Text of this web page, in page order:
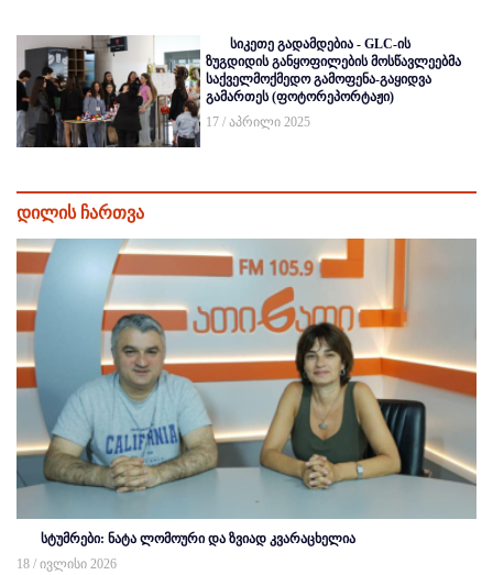
სიკეთე გადამდებია - GLC-ის
ზუგდიდის განყოფილების მოსწავლეებმა
საქველმოქმედო გამოფენა-გაყიდვა
გამართეს (ფოტორეპორტაჟი)
17 / აპრილი 2025
დილის ჩართვა
სტუმრები: ნატა ლომოური და ზვიად კვარაცხელია
18 / ივლისი 2026